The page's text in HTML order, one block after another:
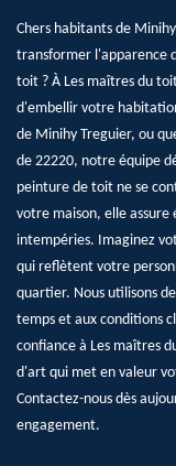
Chers habitants de
transformer l'apparence
toit ? À Les maîtres du
d'embellir votre
de Minihy Treguier, ou
de 22220, notre équipe
peinture de toit ne se
votre maison, elle
intempéries. Imaginez
qui reflètent votre
quartier. Nous utilisons
temps et aux conditions
confiance à Les maîtres
d'art qui met en valeur
Contactez-nous dès
engagement.